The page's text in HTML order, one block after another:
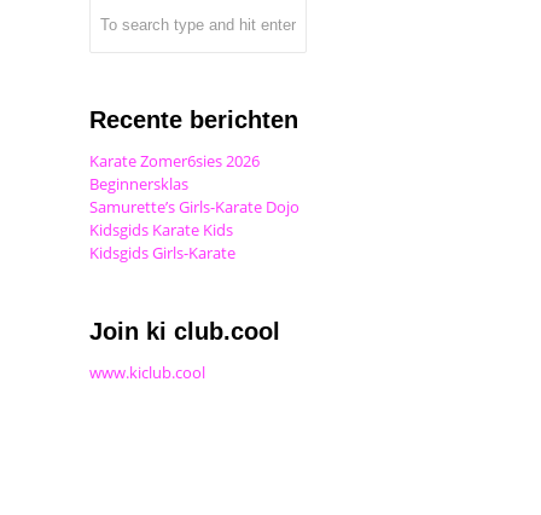
Recente berichten
Karate Zomer6sies 2026
Beginnersklas
Samurette’s Girls-Karate Dojo
Kidsgids Karate Kids
Kidsgids Girls-Karate
Join ki club.cool
www.kiclub.cool